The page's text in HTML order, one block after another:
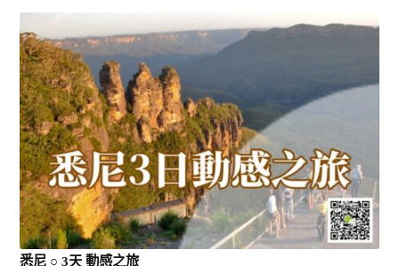
悉尼 ○ 3天 動感之旅